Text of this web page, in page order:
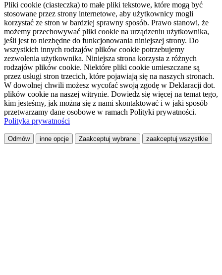
Pliki cookie (ciasteczka) to małe pliki tekstowe, które mogą być
stosowane przez strony internetowe, aby użytkownicy mogli
korzystać ze stron w bardziej sprawny sposób. Prawo stanowi, że
możemy przechowywać pliki cookie na urządzeniu użytkownika,
jeśli jest to niezbędne do funkcjonowania niniejszej strony. Do
wszystkich innych rodzajów plików cookie potrzebujemy
zezwolenia użytkownika. Niniejsza strona korzysta z różnych
rodzajów plików cookie. Niektóre pliki cookie umieszczane są
przez usługi stron trzecich, które pojawiają się na naszych stronach.
W dowolnej chwili możesz wycofać swoją zgodę w Deklaracji dot.
plików cookie na naszej witrynie. Dowiedz się więcej na temat tego,
kim jesteśmy, jak można się z nami skontaktować i w jaki sposób
przetwarzamy dane osobowe w ramach Polityki prywatności.
Polityka prywatności
Odmów inne opcje Zaakceptuj wybrane zaakceptuj wszystkie